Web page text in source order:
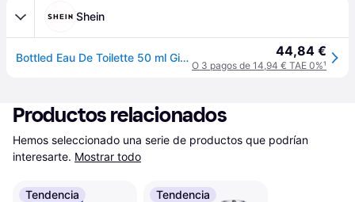
Shein
Bottled Eau De Toilette 50 ml Gift Set – Woody & Spicy Fragrance, Refreshing Masculine Scent, Long-Lasting Aroma For Daily Office Wear, Ideal Holiday 44,84 €
O 3 pagos de 14,94 € TAE 0%¹
Productos relacionados
Hemos seleccionado una serie de productos que podrían
interesarte. Mostrar todo
Tendencia Tendencia